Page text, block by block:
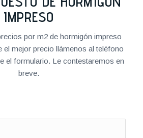
IMPRESO
por m2 de hormigón impreso
el mejor precio llámenos al teléfono
el formulario. Le contestaremos en
breve.